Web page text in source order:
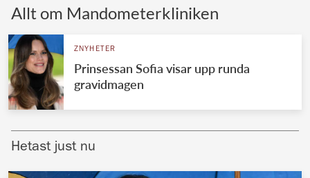
UTLÄNDSKT
VÄRLDENS KUNGAHUS
Brittiska kungahuset
Allt om Mandometerkliniken
ZNYHETER
Prinsessan Sofia visar upp runda
gravidmagen
Hetast just nu